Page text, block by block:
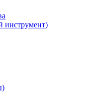
инструмент)